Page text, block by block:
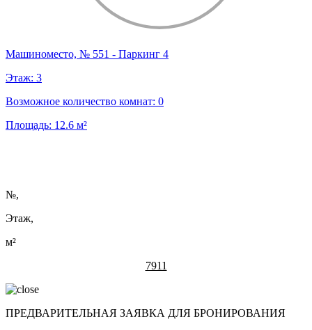
Машиноместо, № 551 - Паркинг 4
Этаж: 3
Возможное количество комнат: 0
Площадь: 12.6 м²
№,
Этаж,
м²
7911
ПРЕДВАРИТЕЛЬНАЯ ЗАЯВКА ДЛЯ БРОНИРОВАНИЯ